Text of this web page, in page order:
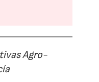
Agro-